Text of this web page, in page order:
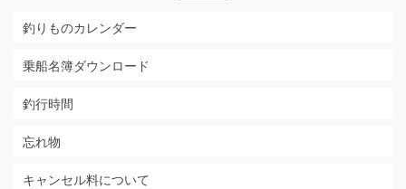
釣りものカレンダー
乗船名簿ダウンロード
釣行時間
忘れ物
キャンセル料について